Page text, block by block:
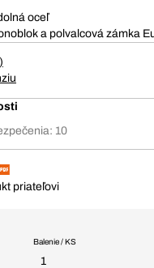
oceľ
a polvalcová zámka
10
priateľovi
Balenie / KS
1